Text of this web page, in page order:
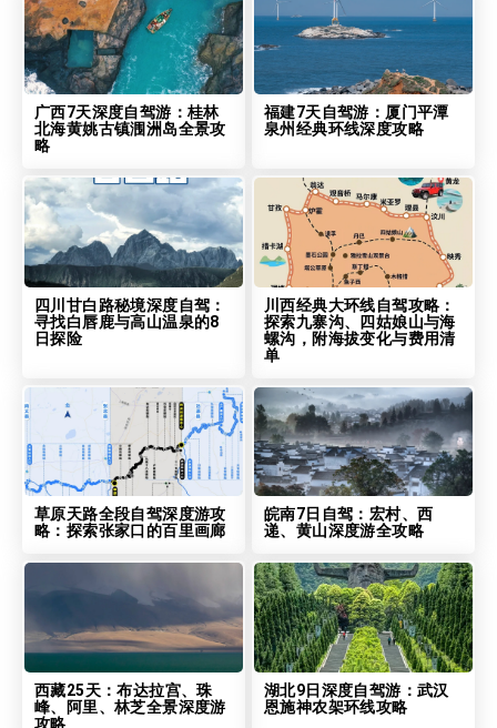
广西7天深度自驾游：桂林
北海黄姚古镇涠洲岛全景攻
略
福建7天自驾游：厦门平潭
泉州经典环线深度攻略
四川甘白路秘境深度自驾：
寻找白唇鹿与高山温泉的8
日探险
川西经典大环线自驾攻略：
探索九寨沟、四姑娘山与海
螺沟，附海拔变化与费用清
单
草原天路全段自驾深度游攻
略：探索张家口的百里画廊
皖南7日自驾：宏村、西
递、黄山深度游全攻略
西藏25天：布达拉宫、珠
峰、阿里、林芝全景深度游
攻略
湖北9日深度自驾游：武汉
恩施神农架环线攻略